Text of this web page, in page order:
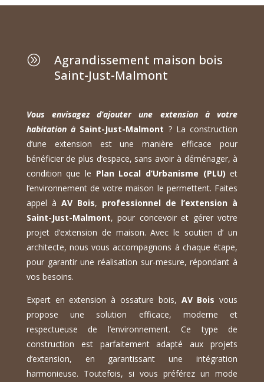
A
Agrandissement maison bois
Saint-Just-Malmont
Vous envisagez d’ajouter une extension à votre
habitation à Saint-Just-Malmont ? La construction
d’une extension est une manière efficace pour
bénéficier de plus d’espace, sans avoir à déménager, à
condition que le Plan Local d’Urbanisme (PLU) et
l’environnement de votre maison le permettent. Faites
appel à AV Bois, professionnel de l’extension à
Saint-Just-Malmont, pour concevoir et gérer votre
projet d’extension de maison. Avec le soutien d’ un
architecte, nous vous accompagnons à chaque étape,
pour garantir une réalisation sur-mesure, répondant à
vos besoins.
Expert en extension à ossature bois, AV Bois vous
propose une solution efficace, moderne et
respectueuse de l’environnement. Ce type de
construction est parfaitement adapté aux projets
d’extension, en garantissant une intégration
harmonieuse. Toutefois, si vous préférez un mode